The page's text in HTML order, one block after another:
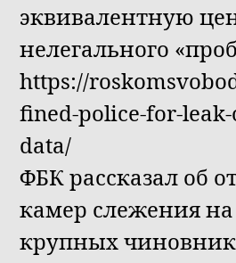
эквивалентную
нелегального
https://
fined-police-for-
data/
ФБК рассказал об
камер слежения
крупных